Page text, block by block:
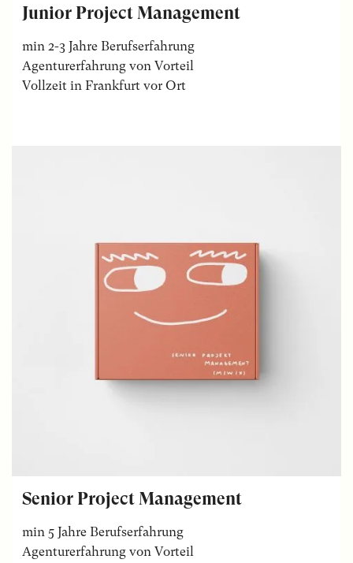
Junior Project Management
min 2-3 Jahre Berufserfahrung
Agenturerfahrung von Vorteil
Vollzeit in Frankfurt vor Ort
Senior Project Management
min 5 Jahre Berufserfahrung
Agenturerfahrung von Vorteil